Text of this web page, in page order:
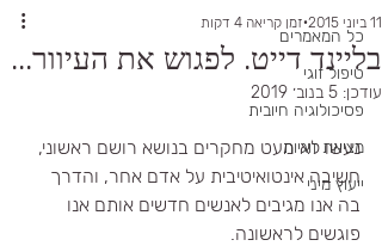
כל המאמרים
טיפול זוגי
פסיכולוגיה חיובית
מציאת זוגיות
ייעוץ מיני
בליינד דייט. לפגוש את העיוור...
11 ביוני 2015 זמן קריאה 4 דקות
עודכן: 5 בנוב׳ 2019
נעשו לא מעט מחקרים בנושא רושם ראשוני,
חשיבה אינטואיטיבית על אדם אחר, והדרך
בה אנו מגיבים לאנשים חדשים אותם אנו
פוגשים לראשונה.